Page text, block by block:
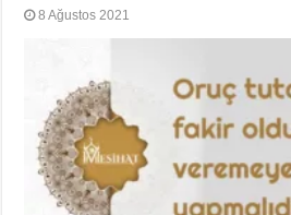
8 Ağustos 2021